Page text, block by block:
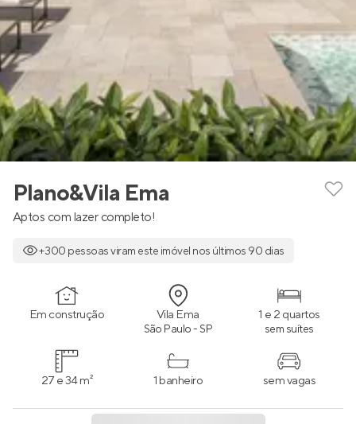
Plano&Vila Ema
Aptos com lazer completo!
+300 pessoas viram este imóvel nos últimos 90 dias
Em construção Vila Ema
São Paulo - SP
1 e 2 quartos
sem suítes
27 e 34 m² 1 banheiro sem vagas